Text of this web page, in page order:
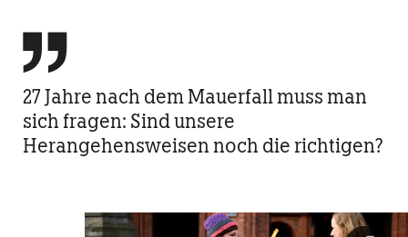

27 Jahre nach dem Mauerfall muss man
sich fragen: Sind unsere
Herangehensweisen noch die richtigen?